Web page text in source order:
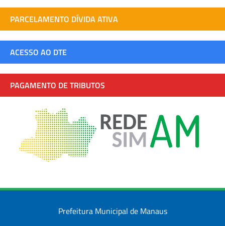
PARCELAMENTO DÍVIDA ATIVA
ACESSO AO DTE
PAGAMENTO DE TRIBUTOS
Prefeitura Municipal de Manaus